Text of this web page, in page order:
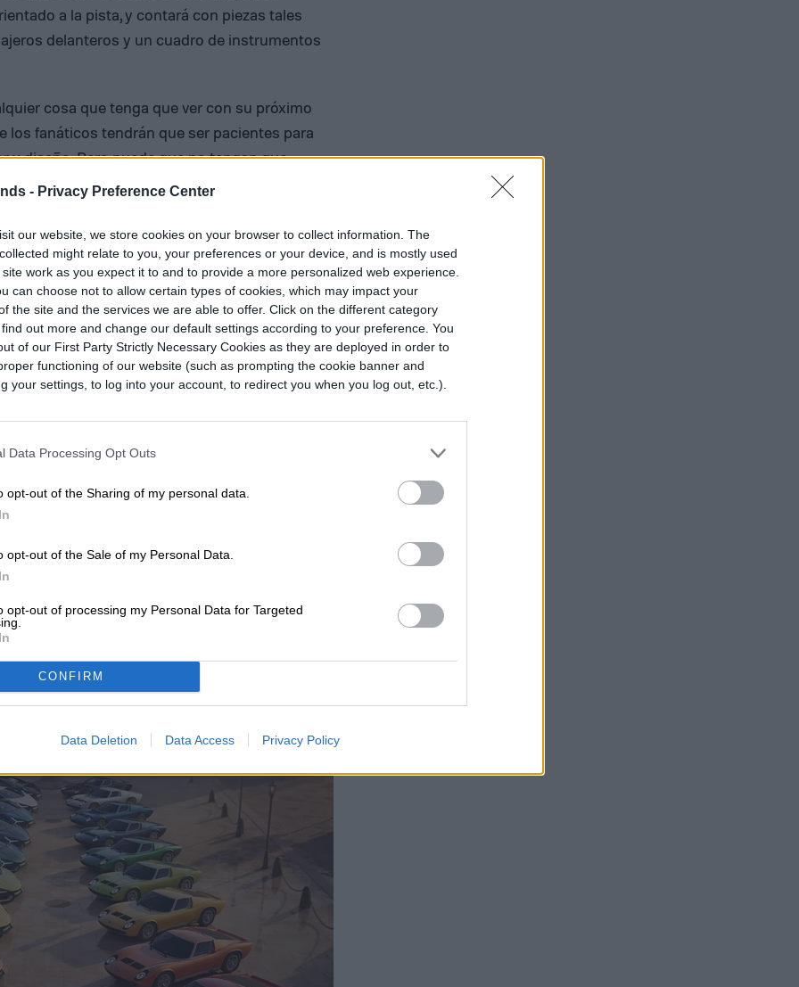
- Privacy Preference Center
our website, we store cookies on your browser to collect information. The
might relate to you, your preferences or your device, and is mostly used
work as you expect it to and to provide a more personalized web experience.
can choose not to allow certain types of cookies, which may impact your
the site and the services we are able to offer. Click on the different category
out more and change our default settings according to your preference. You
of our First Party Strictly Necessary Cookies as they are deployed in order to
functioning of our website (such as prompting the cookie banner and
your settings, to log into your account, to redirect you when you log out, etc.).
Data Processing Opt Outs
opt-out of the Sharing of my personal data.
opt-out of the Sale of my Personal Data.
opt-out of processing my Personal Data for Targeted
CONFIRM
Data Deletion Data Access Privacy Policy
a la pista, y contará con piezas tales
delanteros y un cuadro de instrumentos
cosa que tenga que ver con su próximo
los fanáticos tendrán que ser pacientes para
y diseño. Pero puede que no tengan que
el
GT500
está programado —tentativamente
otoño, durante el Auto Show de Los
año, en el Auto Show de Detroit. En
modelo 2018.
la leyenda del
Revuelto